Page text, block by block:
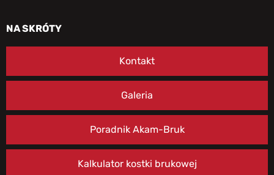
NA SKRÓTY
Kontakt
Galeria
Poradnik Akam-Bruk
Kalkulator kostki brukowej